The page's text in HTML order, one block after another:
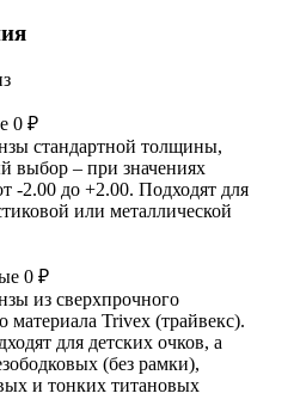
0 ₽
стандартной толщины,
выбор – при значениях
-2.00 до +2.00. Подходят для
или металлической
0 ₽
из сверхпрочного
материала Trivex (трайвекс).
для детских очков, а
(без рамки),
и тонких титановых